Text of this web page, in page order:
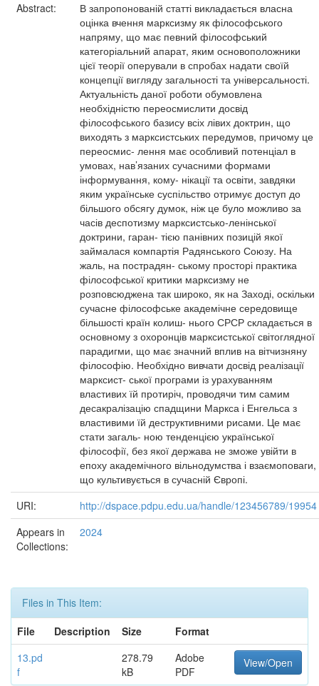
Abstract:
В запропонованій статті викладається власна
оцінка вчення марксизму як філософського
напряму, що має певний філософський
категоріальний апарат, яким основоположники
цієї теорії оперували в спробах надати своїй
концепції вигляду загальності та універсальності.
Актуальність даної роботи обумовлена
необхідністю переосмислити досвід
філософського базису всіх лівих доктрин, що
виходять з марксистських передумов, причому це
переосмис- лення має особливий потенціал в
умовах, нав’язаних сучасними формами
інформування, кому- нікації та освіти, завдяки
яким українське суспільство отримує доступ до
більшого обсягу думок, ніж це було можливо за
часів деспотизму марксистсько-ленінської
доктрини, гаран- тією панівних позицій якої
займалася компартія Радянського Союзу. На
жаль, на пострадян- ському просторі практика
філософської критики марксизму не
розповсюджена так широко, як на Заході, оскільки
сучасне філософське академічне середовище
більшості країн колиш- нього СРСР складається в
основному з охоронців марксистської світоглядної
парадигми, що має значний вплив на вітчизняну
філософію. Необхідно вивчати досвід реалізації
марксист- ської програми із урахуванням
властивих їй протиріч, проводячи тим самим
десакралізацію спадщини Маркса і Енгельса з
властивими їй деструктивними рисами. Це має
стати загаль- ною тенденцією української
філософії, без якої держава не зможе увійти в
епоху академічного вільнодумства і взаємоповаги,
що культивується в сучасній Європі.
URI:
http://dspace.pdpu.edu.ua/handle/123456789/19954
Appears in
Collections:
2024
Files in This Item:
File
Description Size
Format
13.pd
f
278.79
kB
Adobe
PDF
View/Open